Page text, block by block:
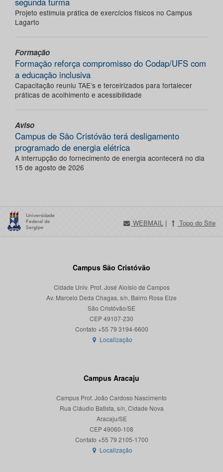
Projeto estimula prática de exercícios físicos no Campus
Lagarto
Formação
Formação reforça compromisso do Codap/UFS com
a educação inclusiva
Capacitação reuniu TAE’s e terceirizados para fortalecer
práticas de acolhimento e acessibilidade
Aviso
Campus de São Cristóvão terá desligamento
programado de energia elétrica
A interrupção do fornecimento de energia acontecerá no dia
15 de agosto de 2026
WEBMAIL | Topo do Site
Campus São Cristóvão
Cidade Univ. Prof. José Aloísio de Campos
Av. Marcelo Deda Chagas, s/n, Bairro Rosa Elze
São Cristóvão/SE
CEP 49107-230
Localização
Campus Aracaju
Campus Prof. João Cardoso Nascimento
Rua Cláudio Batista, s/n, Cidade Nova
Aracaju/SE
CEP 49060-108
Localização